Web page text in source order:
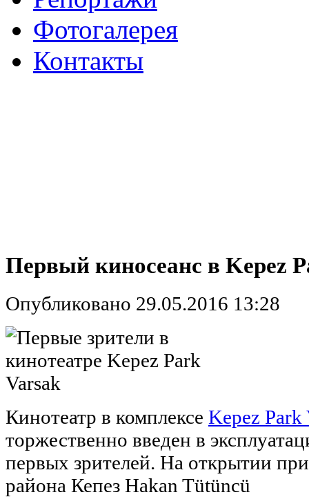
Фотогалерея
Контакты
Первый киносеанс в Kepez
Опубликовано 29.05.2016 13:28
Кинотеатр в комплексе Kepez Park
торжественно введен в
первых зрителей. На открытии
района Кепез Hakan Tütüncü